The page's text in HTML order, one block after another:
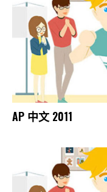
AP 中文 2011